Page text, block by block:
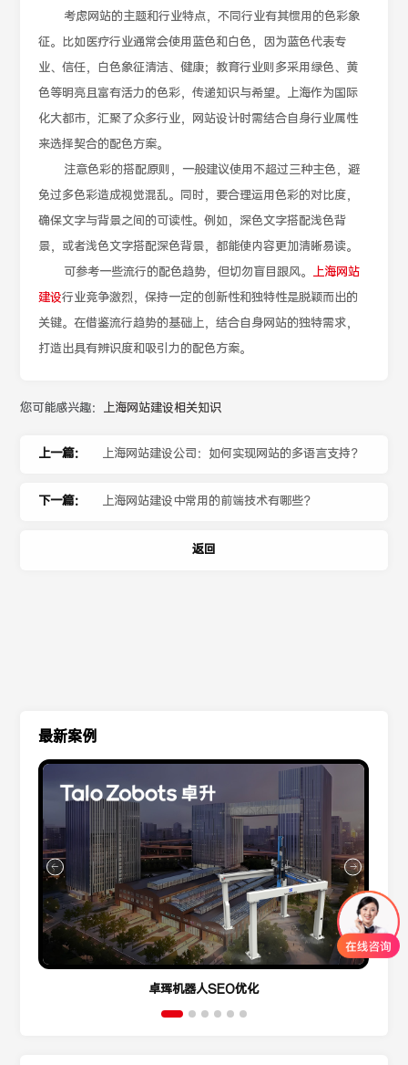
考虑网站的主题和行业特点，不同行业有其惯用的色彩象
征。比如医疗行业通常会使用蓝色和白色，因为蓝色代表专
业、信任，白色象征清洁、健康；教育行业则多采用绿色、黄
色等明亮且富有活力的色彩，传递知识与希望。上海作为国际
化大都市，汇聚了众多行业，网站设计时需结合自身行业属性
来选择契合的配色方案。
注意色彩的搭配原则，一般建议使用不超过三种主色，避
免过多色彩造成视觉混乱。同时，要合理运用色彩的对比度，
确保文字与背景之间的可读性。例如，深色文字搭配浅色背
景，或者浅色文字搭配深色背景，都能使内容更加清晰易读。
可参考一些流行的配色趋势，但切勿盲目跟风。 上海网站
建设行业竞争激烈，保持一定的创新性和独特性是脱颖而出的
关键。在借鉴流行趋势的基础上，结合自身网站的独特需求，
打造出具有辨识度和吸引力的配色方案。
您可能感兴趣： 上海网站建设相关知识
上一篇： 上海网站建设公司：如何实现网站的多语言支持？
下一篇： 上海网站建设中常用的前端技术有哪些？
返回
最新案例
卓珲机器人SEO优化